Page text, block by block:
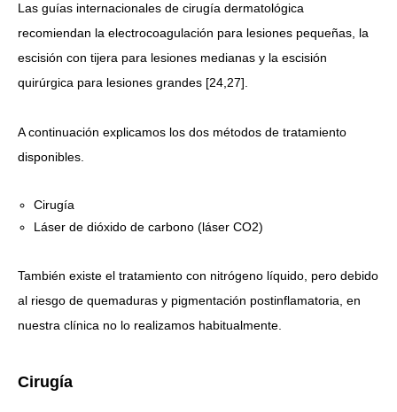
Las guías internacionales de cirugía dermatológica
recomiendan la electrocoagulación para lesiones pequeñas, la
escisión con tijera para lesiones medianas y la escisión
quirúrgica para lesiones grandes [24,27].
A continuación explicamos los dos métodos de tratamiento
disponibles.
Cirugía
Láser de dióxido de carbono (láser CO2)
También existe el tratamiento con nitrógeno líquido, pero debido
al riesgo de quemaduras y pigmentación postinflamatoria, en
nuestra clínica no lo realizamos habitualmente.
Cirugía